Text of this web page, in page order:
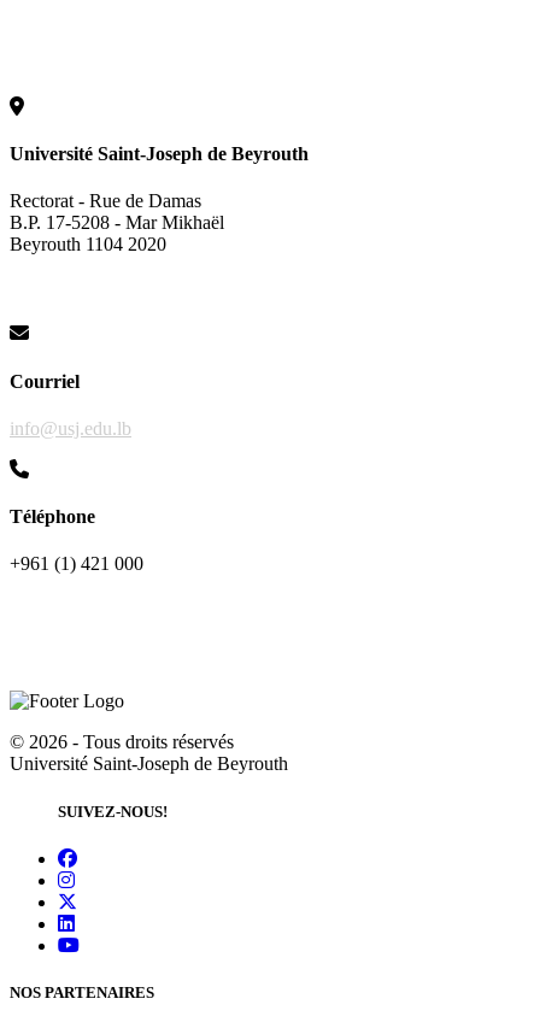
Université Saint-Joseph de Beyrouth
Rectorat - Rue de Damas
B.P. 17-5208 - Mar Mikhaël
Beyrouth 1104 2020
Courriel
info@usj.edu.lb
Téléphone
+961 (1) 421 000
© 2026 - Tous droits réservés
Université Saint-Joseph de Beyrouth
SUIVEZ-NOUS!
NOS PARTENAIRES